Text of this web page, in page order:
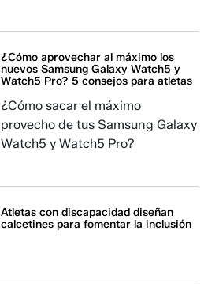
¿Cómo aprovechar al máximo los
nuevos Samsung Galaxy Watch5 y
Watch5 Pro? 5 consejos para atletas
¿Cómo sacar el máximo
provecho de tus Samsung Galaxy
Watch5 y Watch5 Pro?
Atletas con discapacidad diseñan
calcetines para fomentar la inclusión